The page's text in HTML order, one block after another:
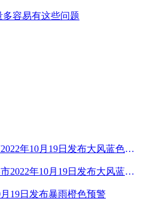
容易有这些问题
广西壮族自治区钦州市2022年10月19日发布大风蓝色预警
广西壮族自治区防城港市2022年10月19日发布大风蓝色预警
19日发布暴雨橙色预警